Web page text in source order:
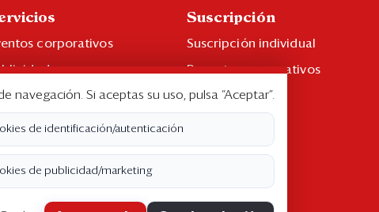
corporativos
de reclamaciones
Suscripción
Suscripción individual
Paquetes corporativos
Edición Impresa
Si aceptas su uso, pulsa “Aceptar”.
de identificación/autenticación
de publicidad/marketing